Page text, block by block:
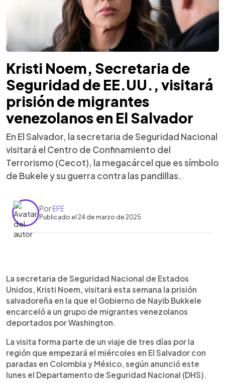
Kristi Noem, Secretaria de
Seguridad de EE.UU., visitará
prisión de migrantes
venezolanos en El Salvador
En El Salvador, la secretaria de Seguridad Nacional
visitará el Centro de Confinamiento del
Terrorismo (Cecot), la megacárcel que es símbolo
de Bukele y su guerra contra las pandillas.
PorEFE
Publicado el 24 de marzo de 2025
Escuchar artículo
La secretaria de Seguridad Nacional de Estados
Unidos, Kristi Noem, visitará esta semana la prisión
salvadoreña en la que el Gobierno de Nayib Bukkele
encarceló a un grupo de migrantes venezolanos
deportados por Washington.
La visita forma parte de un viaje de tres días por la
región que empezará el miércoles en El Salvador con
paradas en Colombia y México, según anunció este
lunes el Departamento de Seguridad Nacional (DHS).